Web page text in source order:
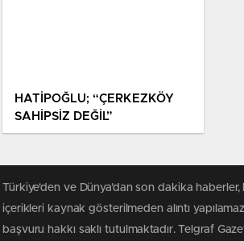
HATİPOĞLU; “ÇERKEZKÖY
SAHİPSİZ DEĞİL”
Türkiye'den ve Dünya’dan son dakika
içerikleri kaynak gösterilmeden alıntı
başvuru hakkı saklı tutulmaktadır. Telgraf